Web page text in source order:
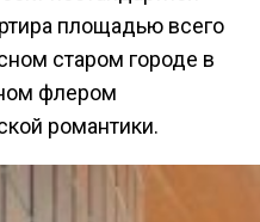
площадью всего
старом городе в
флером
романтики.